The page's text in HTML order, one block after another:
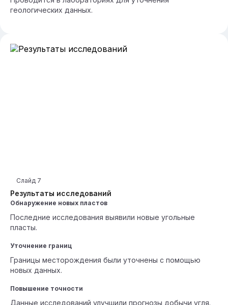
геологических данных.
Результаты исследований
Слайд 7
Обнаружение новых пластов
Последние исследования выявили новые угольные
пласты.
Уточнение границ
Границы месторождения были уточнены с помощью
новых данных.
Повышение точности
Данные исследований улучшили прогнозы добычи угля.